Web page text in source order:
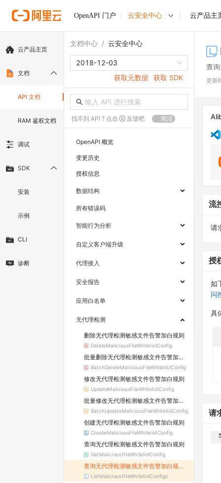
OpenAPI 门户 云安全中心 云产品主
云产品主页
文档
API 文档
RAM 鉴权文档
调试
SDK
安装
示例
CLI
诊断
文档中心 / 云安全中心
2018-12-03
获取元数据 获取 SDK
找不到 API ? 点击 反馈吧 简洁
OpenAPI 概览
变更历史
授权信息
数据结构
所有错误码
智能行为分析
自定义客户端升级
代理接入
安全报告
应用白名单
无代理检测
删除无代理检测敏感文件告警加白规则
DeleteMaliciousFileWhitelistConfig
批量删除无代理检测敏感文件告警加白规则
BatchDeleteMaliciousFileWhitelistConfig
修改无代理检测敏感文件告警加白规则
UpdateMaliciousFileWhitelistConfig
批量修改无代理检测敏感文件告警加白规则
BatchUpdateMaliciousFileWhitelistConfig
创建无代理检测敏感文件告警加白规则
CreateMaliciousFileWhitelistConfig
查询无代理检测敏感文件告警加白规则
GetMaliciousFileWhitelistConfig
查询无代理检测敏感文件告警加白规则列表
ListMaliciousFileWhitelistConfigs
查
更新
流
请
授
如
问
具
请